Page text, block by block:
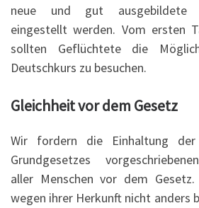
neue und gut ausgebildete
eingestellt werden. Vom ersten
sollten Geflüchtete die
Deutschkurs zu besuchen.
Gleichheit vor dem Gesetz
Wir fordern die Einhaltung
Grundgesetzes
aller Menschen vor dem
wegen ihrer Herkunft nicht anders